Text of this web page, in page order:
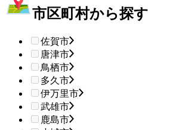
市区町村から探す
佐賀市
唐津市
鳥栖市
多久市
伊万里市
武雄市
鹿島市